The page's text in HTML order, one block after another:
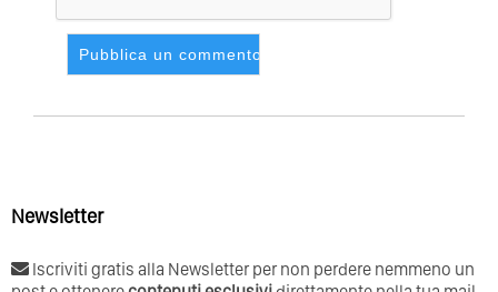
Newsletter
Iscriviti gratis alla Newsletter per non perdere nemmeno un